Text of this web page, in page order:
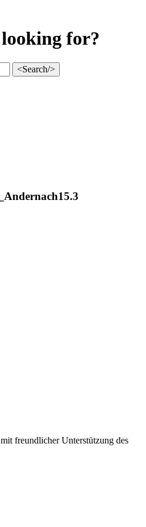
for?
<Search/>
freundlicher Unterstützung des